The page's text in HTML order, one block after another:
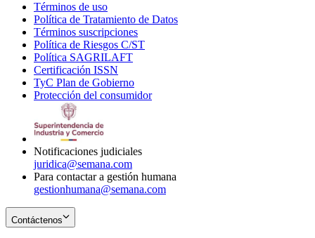
Términos de uso
in
new
window
Política de Tratamiento de Datos
Términos suscripciones
in
Política de Riesgos C/ST
Política SAGRILAFT
new
window
Certificación ISSN
in
new
TyC Plan de Gobierno
in
Protección del consumidorOpens
Notificaciones judiciales
juridica@semana.com
Para contactar a gestión humana
gestionhumana@semana.com
Contáctenos